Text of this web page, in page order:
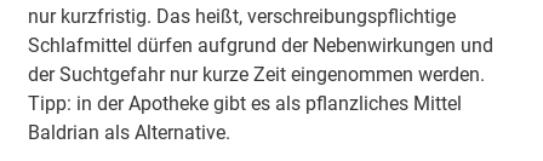
nur kurzfristig. Das heißt, verschreibungspflichtige
Schlafmittel dürfen aufgrund der Nebenwirkungen und
der Suchtgefahr nur kurze Zeit eingenommen werden.
Tipp: in der Apotheke gibt es als pflanzliches Mittel
Baldrian als Alternative.